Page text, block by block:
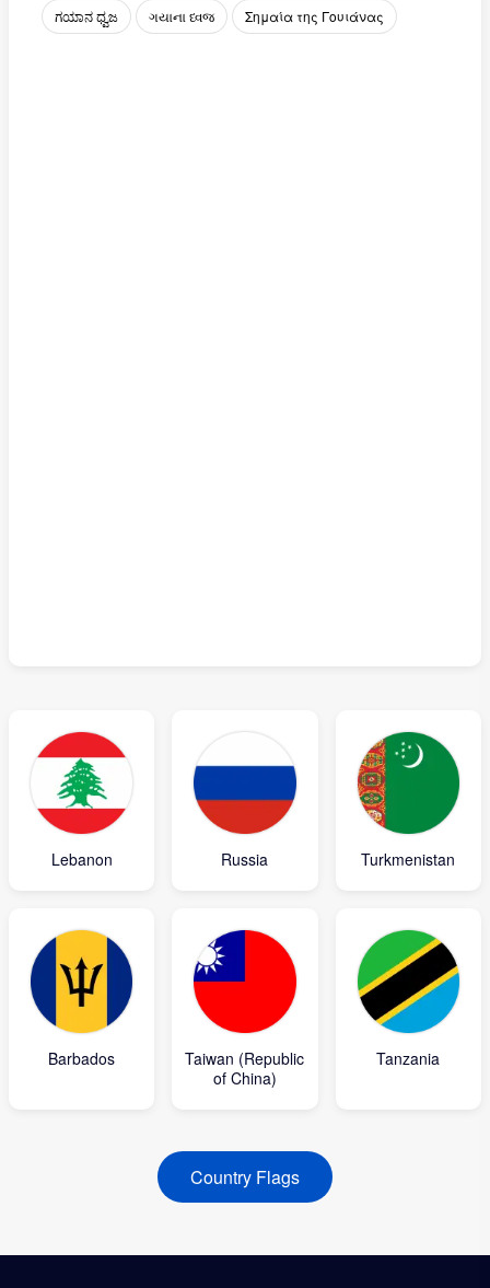
ಗಯಾನ ಧ್ವಜ ગયાના ધ્વજ Σημαία της Γουιάνας
Lebanon Russia Turkmenistan
Barbados
Taiwan (Republic
of China)
Tanzania
Country Flags